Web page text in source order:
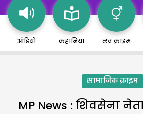
ऑडियो कहानियां लव क्राइम
सामाजिक क्राइम
MP News : शिवसेना